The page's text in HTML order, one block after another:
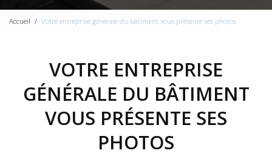
Accueil Votre entreprise générale du bâtiment vous présente ses photos
VOTRE ENTREPRISE
GÉNÉRALE DU BÂTIMENT
VOUS PRÉSENTE SES
PHOTOS